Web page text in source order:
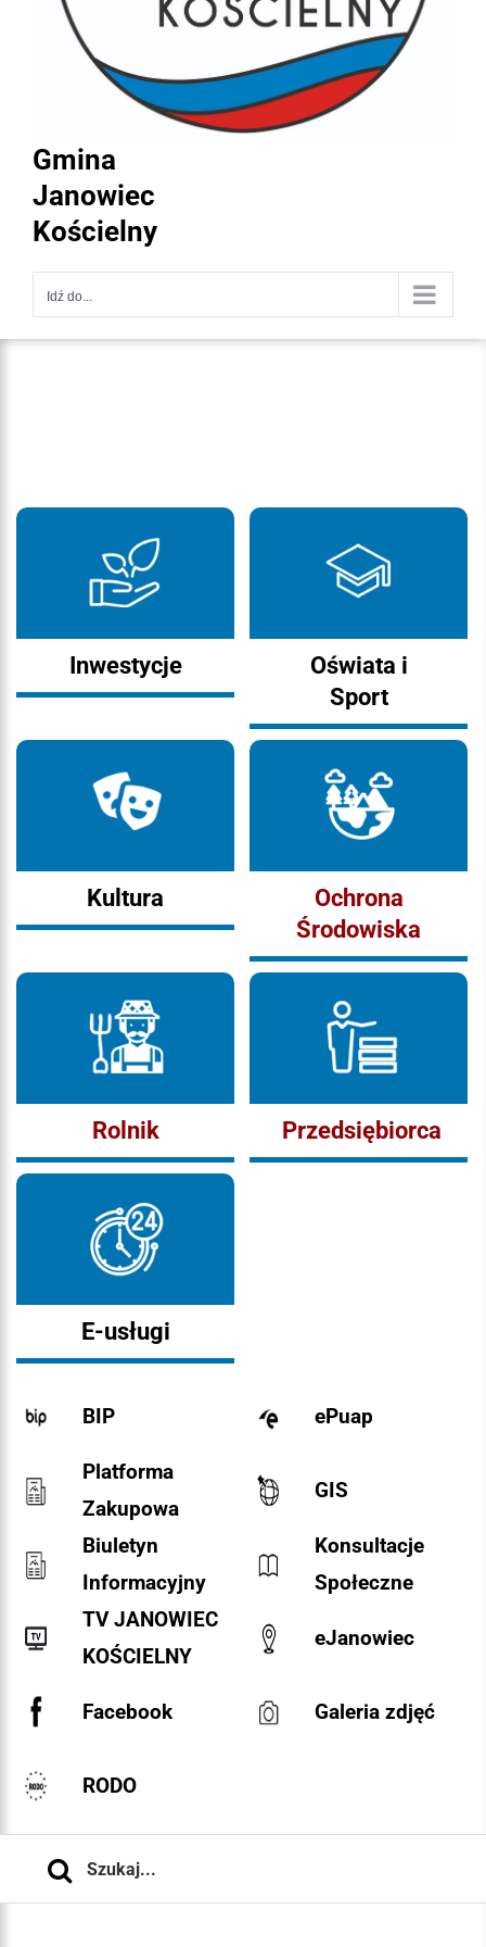
Gmina
Janowiec
Kościelny
Idź do...
Inwestycje
Oświata i
Sport
Kultura
Ochrona
Środowiska
Rolnik Przedsiębiorca
E-usługi
BIP ePuap
Platforma
Zakupowa
GIS
Biuletyn
Informacyjny
Konsultacje
Społeczne
TV JANOWIEC
KOŚCIELNY
eJanowiec
Facebook Galeria zdjęć
RODO